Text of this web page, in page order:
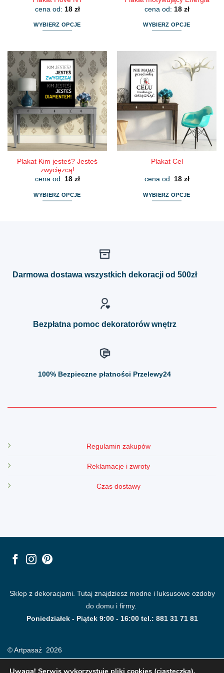
cena od: 18 zł
WYBIERZ OPCJE
ma
wiele
wariantów.
Opcje
można
wybrać
na
stronie
produktu
cena od: 18 zł
WYBIERZ OPCJE
wiele
wariantów.
Opcje
można
wybrać
na
stronie
produktu
Plakat Kim jesteś? Jesteś
zwycięzcą!
cena od: 18 zł
WYBIERZ OPCJE
Plakat Cel
cena od: 18 zł
WYBIERZ OPCJE
Darmowa dostawa wszystkich dekoracji od 500zł
Bezpłatna pomoc dekoratorów wnętrz
100% Bezpieczne płatności Przelewy24
Regulamin zakupów
Reklamacje i zwroty
Czas dostawy
Sklep z dekoracjami. Tutaj znajdziesz modne i luksusowe ozdoby
do domu i firmy.
Poniedziałek - Piątek 9:00 - 16:00 tel.: 881 31 71 81
© Artpasaż 2026
Uwaga! Serwis wykorzystuje pliki cookies (ciasteczka).